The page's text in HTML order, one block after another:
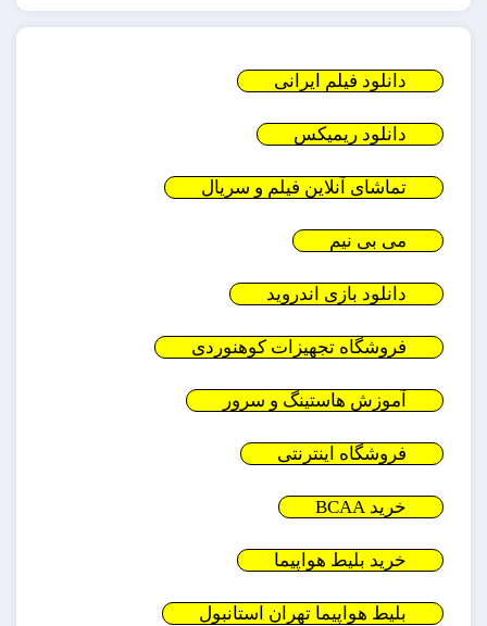
دانلود فیلم ایرانی
دانلود ریمیکس
تماشای آنلاین فیلم و سریال
می بی نیم
دانلود بازی اندروید
فروشگاه تجهیزات کوهنوردی
آموزش هاستینگ و سرور
فروشگاه اینترنتی
خرید BCAA
خرید بلیط هواپیما
بلیط هواپیما تهران استانبول